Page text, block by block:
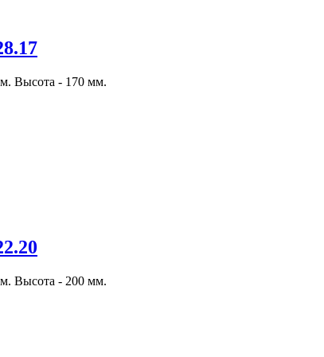
Высота - 170 мм.
Высота - 200 мм.